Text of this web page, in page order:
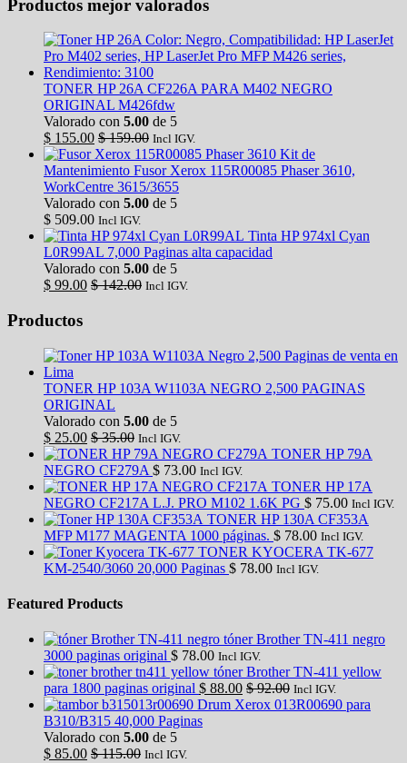
Productos mejor valorados
TONER HP 26A CF226A PARA M402 NEGRO
ORIGINAL M426fdw
Valorado con 5.00 de 5
$ 155.00 $159.00 Incl IGV.
Kit de
Mantenimiento Fusor Xerox 115R00085 Phaser 3610,
WorkCentre 3615/3655
Valorado con 5.00 de 5
$ 509.00 Incl IGV.
Tinta HP 974xl Cyan
L0R99AL 7,000 Paginas alta capacidad
Valorado con 5.00 de 5
$ 99.00 $142.00 Incl IGV.
Productos
TONER HP 103A W1103A NEGRO 2,500 PAGINAS
ORIGINAL
Valorado con 5.00 de 5
$ 25.00 $35.00 Incl IGV.
TONER HP 79A
NEGRO CF279A $ 73.00 Incl IGV.
TONER HP 17A
NEGRO CF217A L.J. PRO M102 1.6K PG $ 75.00 Incl IGV.
TONER HP 130A CF353A
MFP M177 MAGENTA 1000 páginas. $ 78.00 Incl IGV.
TONER KYOCERA TK-677
KM-2540/3060 20,000 Paginas $ 78.00 Incl IGV.
Featured Products
tóner Brother TN-411 negro
3000 paginas original $ 78.00 Incl IGV.
tóner Brother TN-411 yellow
para 1800 paginas original $ 88.00 $92.00 Incl IGV.
Drum Xerox 013R00690 para
B310/B315 40,000 Paginas
Valorado con 5.00 de 5
$ 85.00 $115.00 Incl IGV.